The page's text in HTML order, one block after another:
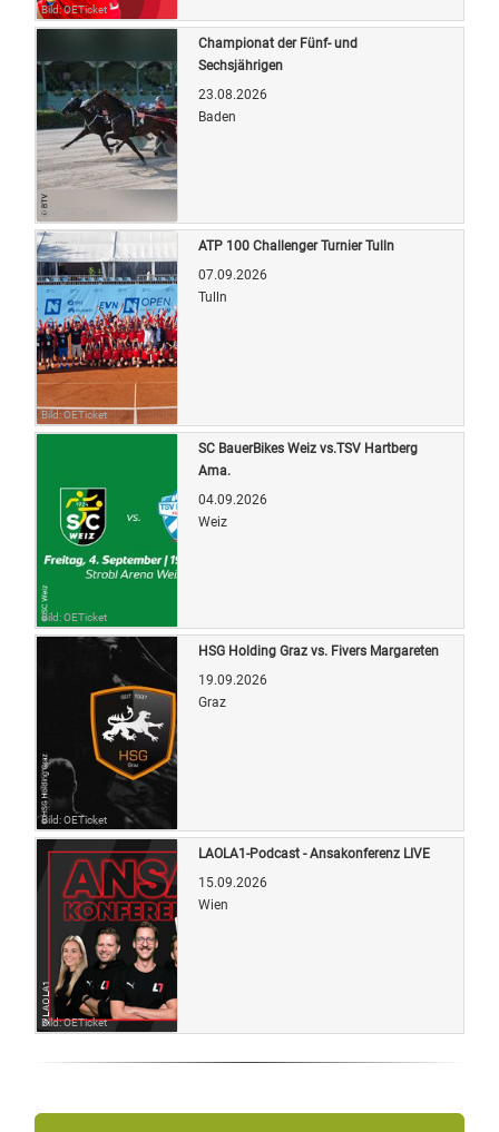
Bild: OETicket
Bild: OETicket
Championat der Fünf- und
Sechsjährigen
23.08.2026
Baden
Bild: OETicket
ATP 100 Challenger Turnier Tulln
07.09.2026
Tulln
Bild: OETicket
SC BauerBikes Weiz vs.TSV Hartberg
Ama.
04.09.2026
Weiz
Bild: OETicket
HSG Holding Graz vs. Fivers Margareten
19.09.2026
Graz
Bild: OETicket
LAOLA1-Podcast - Ansakonferenz LIVE
15.09.2026
Wien